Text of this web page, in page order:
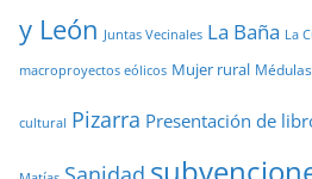
y León Juntas Vecinales La Baña La
macroproyectos eólicos Mujer rural Médulas
cultural Pizarra Presentación de